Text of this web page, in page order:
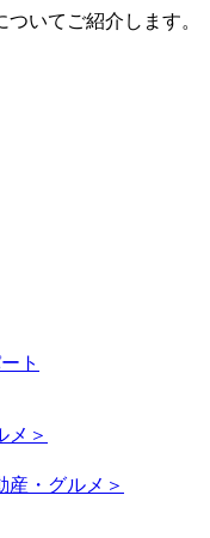
いてご紹介します。
ト
メ＞
産・グルメ＞